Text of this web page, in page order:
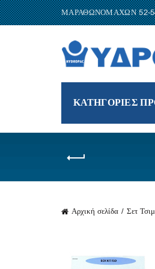
ΜΑΡΑΘΩΝΟΜΑΧΩΝ 52-
ΚΑΤΗΓΟΡΙΕΣ
Αρχική σελίδα Σετ